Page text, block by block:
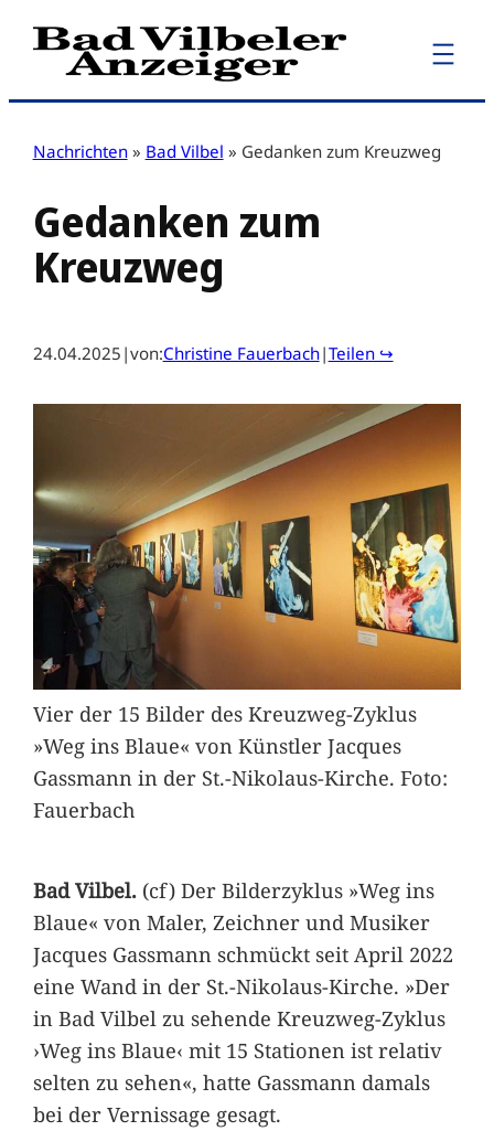
Zum
Inhalt
Nachrichten » Bad Vilbel » Gedanken zum Kreuzweg
Gedanken zum
Kreuzweg
24.04.2025 |von:Christine Fauerbach|Teilen ↪
Vier der 15 Bilder des Kreuzweg-Zyklus
»Weg ins Blaue« von Künstler Jacques
Gassmann in der St.-Nikolaus-Kirche. Foto:
Fauerbach
Bad Vilbel.(cf) Der Bilderzyklus »Weg ins
Blaue« von Maler, Zeichner und Musiker
Jacques Gassmann schmückt seit April 2022
eine Wand in der St.-Nikolaus-Kirche. »Der
in Bad Vilbel zu sehende Kreuzweg-Zyklus
›Weg ins Blaue‹ mit 15 Stationen ist relativ
selten zu sehen«, hatte Gassmann damals
bei der Vernissage gesagt.